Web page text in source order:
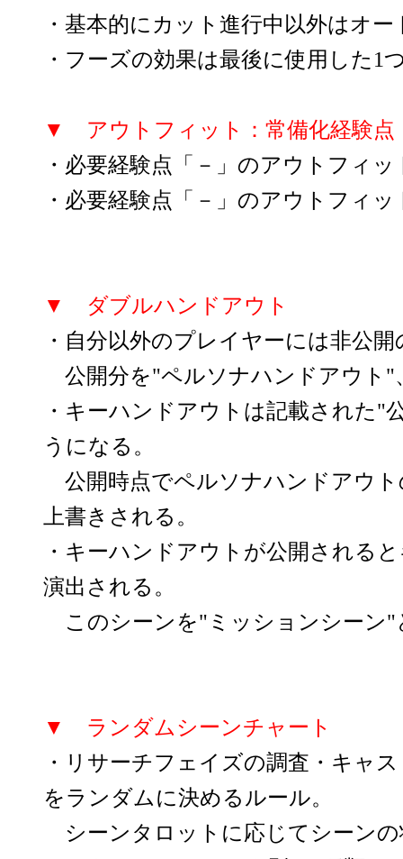
・基本的にカット進行中以外はオ
・フーズの効果は最後に使用した1
▼ アウトフィット：常備化経験点
・必要経験点「－」のアウトフィ
・必要経験点「－」のアウトフィ
▼ ダブルハンドアウト
・自分以外のプレイヤーには非公
公開分を"ペルソナハンドアウト"
・キーハンドアウトは記載された"
うになる。
公開時点でペルソナハンドアウト
上書きされる。
・キーハンドアウトが公開される
演出される。
このシーンを"ミッションシーン"
▼ ランダムシーンチャート
・リサーチフェイズの調査・キャ
をランダムに決めるルール。
シーンタロットに応じてシーン